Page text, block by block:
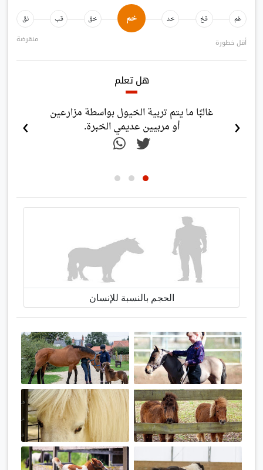
غم قخ خد خم خق قب نق
أقل خطورة منقرضة
هل تعلم
غالبًا ما يتم تربية الخيول بواسطة مزارعين
أو مربيين عديمي الخبرة.
‹
›
الحجم بالنسبة للإنسان